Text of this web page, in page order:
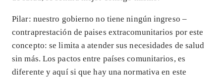
Pilar: nuestro gobierno no tiene ningún ingreso –
contraprestación de paises extracomunitarios por este
concepto: se limita a atender sus necesidades de salud
sin más. Los pactos entre países comunitarios, es
diferente y aquí si que hay una normativa en este